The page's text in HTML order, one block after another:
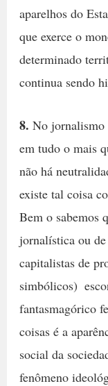
aparelhos do
que exerce o
determinado
continua sendo
8. No jornalismo
em tudo o mais
não há
existe tal coisa
Bem o sabemos
jornalística ou
capitalistas de
simbólicos) 
fantasmagórico
coisas é a
social da
fenômeno